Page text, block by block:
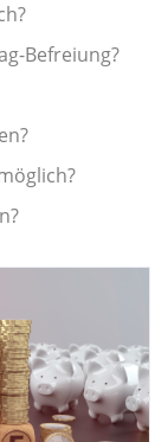
Befreiung?